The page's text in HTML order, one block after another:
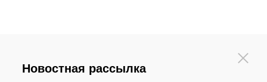
Новостная рассылка